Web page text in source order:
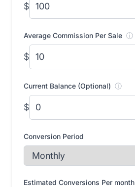
$
Average Commission Per Sale ⓘ
$
Current Balance (Optional) ⓘ
$
Conversion Period
Estimated Conversions Per month